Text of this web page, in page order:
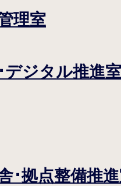
理室
デジタル推進室
･拠点整備推